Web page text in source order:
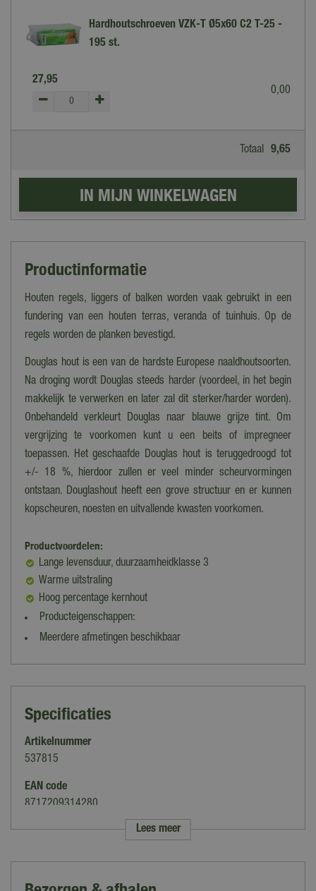
Hardhoutschroeven VZK-T Ø5x60 C2 T-25 -
195 st.
27,95
0,00
Totaal 9,65
Productinformatie
Houten regels, liggers of balken worden vaak gebruikt in een
fundering van een houten terras, veranda of tuinhuis. Op de
regels worden de planken bevestigd.
Douglas hout is een van de hardste Europese naaldhoutsoorten.
Na droging wordt Douglas steeds harder (voordeel, in het begin
makkelijk te verwerken en later zal dit sterker/harder worden).
Onbehandeld verkleurt Douglas naar blauwe grijze tint. Om
vergrijzing te voorkomen kunt u een beits of impregneer
toepassen. Het geschaafde Douglas hout is teruggedroogd tot
+/- 18 %, hierdoor zullen er veel minder scheurvormingen
ontstaan. Douglashout heeft een grove structuur en er kunnen
kopscheuren, noesten en uitvallende kwasten voorkomen.
Productvoordelen:
Lange levensduur, duurzaamheidklasse 3
Warme uitstraling
Hoog percentage kernhout
Producteigenschappen:
Meerdere afmetingen beschikbaar
Specificaties
Artikelnummer
537815
EAN code
8717209314280
Merk
Lees meer